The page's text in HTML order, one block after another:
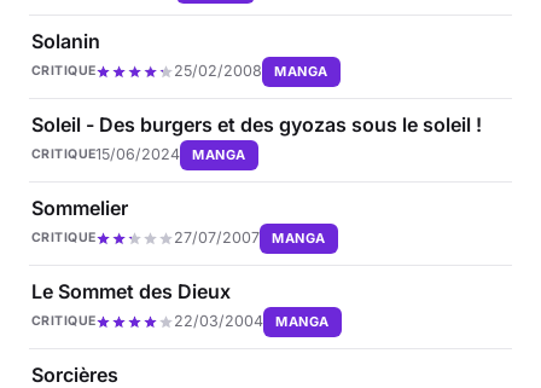
Solanin
CRITIQUE 25/02/2008 MANGA
Soleil - Des burgers et des gyozas sous le soleil !
CRITIQUE15/06/2024 MANGA
Sommelier
CRITIQUE 27/07/2007 MANGA
Le Sommet des Dieux
CRITIQUE 22/03/2004 MANGA
Sorcières